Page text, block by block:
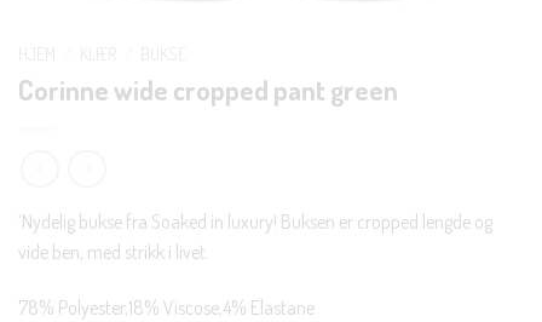
Corinne wide cropped pant green
‘Nydelig bukse fra Soaked in luxury! Buksen er cropped lengde og
vide ben, med strikk i livet.
78% Polyester,18% Viscose,4% Elastane